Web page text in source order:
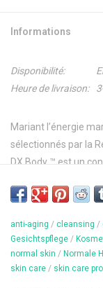
Informations
Disponibilité:
Heure de livraison:
Mariant l’énergie
sélectionnés par la
DX Body ™ est un
minceur pour une
redessinée.
anti-aging / cleansing /
Gesichtspflege /
normal skin / Normale
skin care / skin care